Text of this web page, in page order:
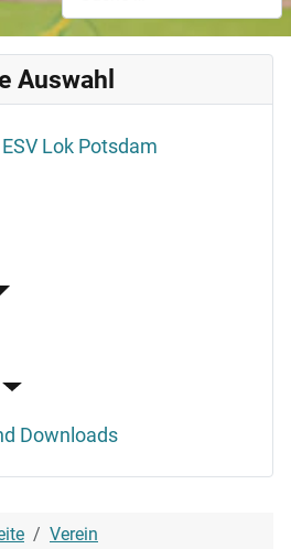
Auswahl
Lok Potsdam
Downloads
Verein